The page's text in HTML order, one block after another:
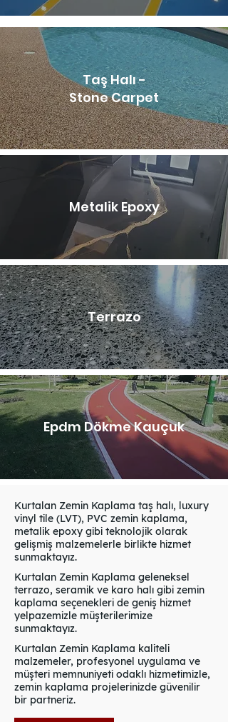
Taş Halı -
Stone Carpet
Metalik Epoxy
Terrazo
Epdm Dökme Kauçuk
Kurtalan Zemin Kaplama taş halı, luxury
vinyl tile (LVT), PVC zemin kaplama,
metalik epoxy gibi teknolojik olarak
gelişmiş malzemelerle birlikte hizmet
sunmaktayız.
Kurtalan Zemin Kaplama geleneksel
terrazo, seramik ve karo halı gibi zemin
kaplama seçenekleri de geniş hizmet
yelpazemizle müşterilerimize
sunmaktayız.
Kurtalan Zemin Kaplama kaliteli
malzemeler, profesyonel uygulama ve
müşteri memnuniyeti odaklı hizmetimizle,
zemin kaplama projelerinizde güvenilir
bir partneriz.